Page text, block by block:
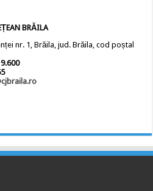
BRĂILA
nr. 1, Brăila, jud. Brăila, cod poștal